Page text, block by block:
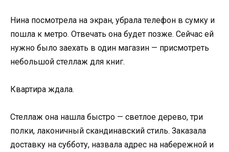
Нина посмотрела на экран, убрала телефон в сумку и
пошла к метро. Отвечать она будет позже. Сейчас ей
нужно было заехать в один магазин — присмотреть
небольшой стеллаж для книг.
Квартира ждала.
Стеллаж она нашла быстро — светлое дерево, три
полки, лаконичный скандинавский стиль. Заказала
доставку на субботу, назвала адрес на набережной и